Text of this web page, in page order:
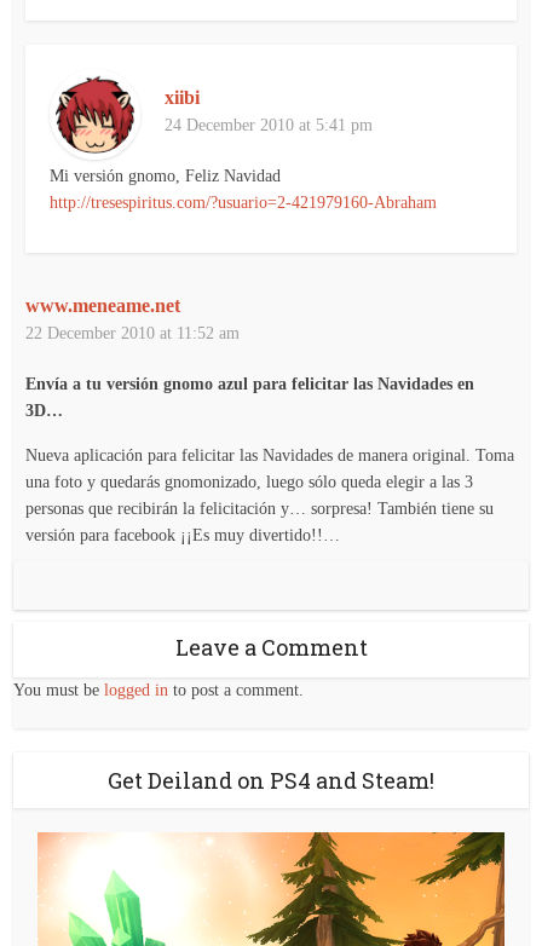
xiibi
24 December 2010 at 5:41 pm
Mi versión gnomo, Feliz Navidad
http://tresespiritus.com/?usuario=2-421979160-Abraham
www.meneame.net
22 December 2010 at 11:52 am
Envía a tu versión gnomo azul para felicitar las Navidades en
3D…
Nueva aplicación para felicitar las Navidades de manera original. Toma
una foto y quedarás gnomonizado, luego sólo queda elegir a las 3
personas que recibirán la felicitación y… sorpresa! También tiene su
versión para facebook ¡¡Es muy divertido!!…
Leave a Comment
You must belogged in to post a comment.
Get Deiland on PS4 and Steam!